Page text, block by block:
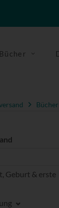
Bücher
Bücher
Geburt & erste